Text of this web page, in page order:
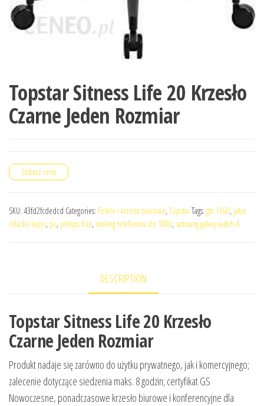
Topstar Sitness Life 20 Krzesło
Czarne Jeden Rozmiar
Zobacz cenę
SKU: 43fd2fcdedcd Categories: Fotele i krzesła biurowe, TopstarTags: gtx 1650, jakie
żelazko kupić, pc, philips hue, ranking telefonów do 1000, samsung galaxy watch 4
DESCRIPTION
Topstar Sitness Life 20 Krzesło
Czarne Jeden Rozmiar
Produkt nadaje się zarówno do użytku prywatnego, jak i komercyjnego;
zalecenie dotyczące siedzenia maks. 8 godzin; certyfikat GS
Nowoczesne, ponadczasowe krzesło biurowe i konferencyjne dla